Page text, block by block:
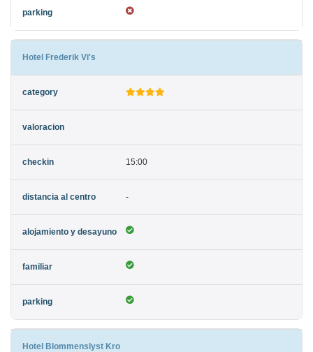
Hotel Frederik Vi's
15:00
-
Hotel Blommenslyst Kro